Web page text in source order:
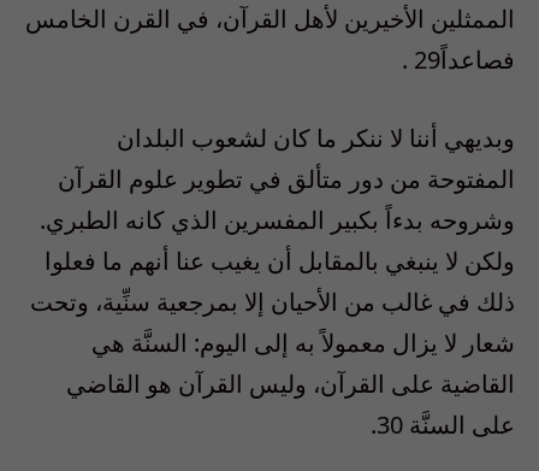
الممثلين الأخيرين لأهل القرآن، في القرن الخامس
فصاعداً29 .
وبديهي أننا لا ننكر ما كان لشعوب البلدان
المفتوحة من دور متألق في تطوير علوم القرآن
وشروحه بدءاً بكبير المفسرين الذي كانه الطبري.
ولكن لا ينبغي بالمقابل أن يغيب عنا أنهم ما فعلوا
ذلك في غالب من الأحيان إلا بمرجعية سنِّية، وتحت
شعار لا يزال معمولاً به إلى اليوم: السنَّة هي
القاضية على القرآن، وليس القرآن هو القاضي
على السنَّة 30.